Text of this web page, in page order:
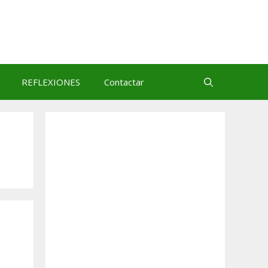
REFLEXIONES Contactar